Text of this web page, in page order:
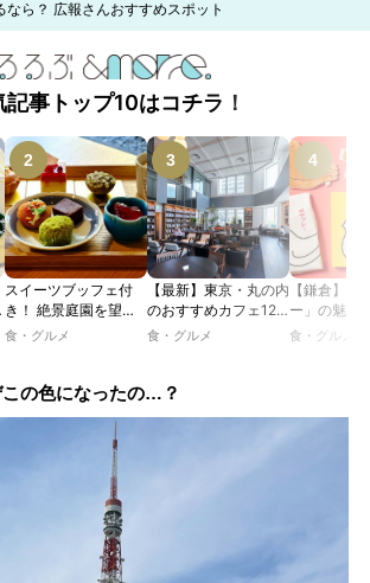
なら？ 広報さんおすすめスポット
記事トップ10はコチラ！
スイーツブッフェ付
き！ 絶景庭園を望む
ホテルレストランで味
ツトレンドVol.105】
食・グルメ
【最新】東京・丸の内
のおすすめカフェ12
選｜ひとりでゆったり
るカフェ、優雅なホテ
食・グルメ
【鎌倉】「
ー」の魅力
説！ 定番商
食・グルメ
の色になったの…？